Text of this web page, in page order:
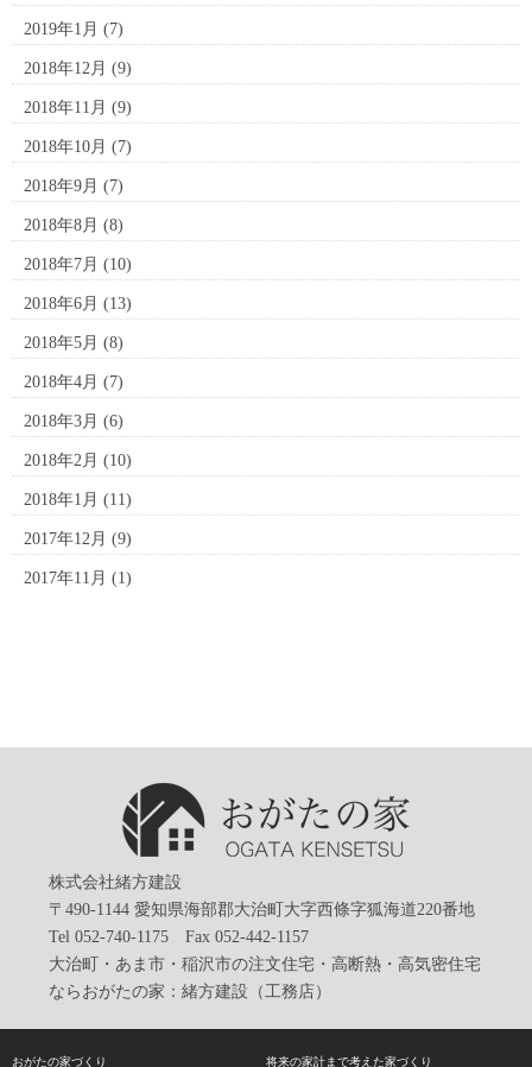
2019年1月 (7)
2018年12月 (9)
2018年11月 (9)
2018年10月 (7)
2018年9月 (7)
2018年8月 (8)
2018年7月 (10)
2018年6月 (13)
2018年5月 (8)
2018年4月 (7)
2018年3月 (6)
2018年2月 (10)
2018年1月 (11)
2017年12月 (9)
2017年11月 (1)
株式会社緒方建設
〒490-1144 愛知県海部郡大治町大字西條字狐海道220番地
Tel 052-740-1175 Fax 052-442-1157
大治町・あま市・稲沢市の注文住宅・高断熱・高気密住宅
ならおがたの家：緒方建設（工務店）
おがたの家づくり 将来の家計まで考えた家づくり